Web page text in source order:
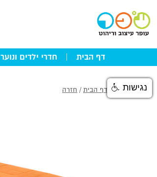
דף הבית חדרי ילדים ונוער
דף הבית/ חזרה נגישות